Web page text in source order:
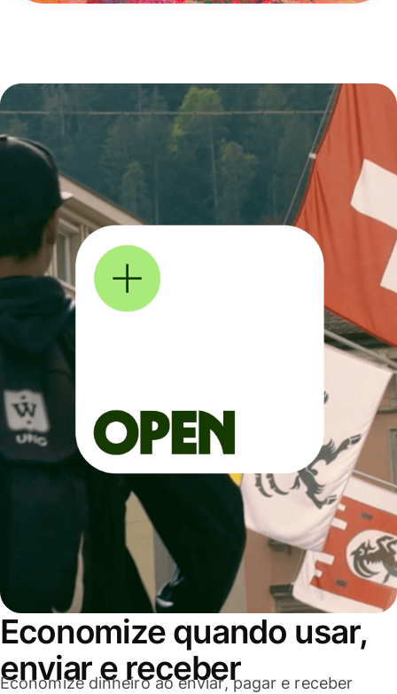
Economize quando usar,
enviar e receber
Economize dinheiro ao enviar, pagar e receber